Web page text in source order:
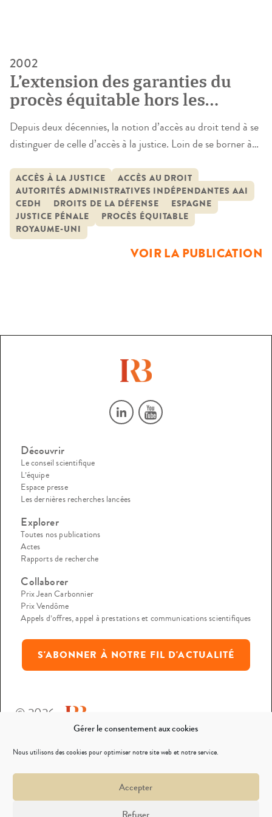
Gérer le consentement aux cookies
Nous utilisons des cookies pour optimiser notre site web et notre service.
Accepter
Refuser
2002
L’extension des garanties du
procès équitable hors les
juridictions ordinaires : les
contraintes européennes
Depuis deux décennies, la notion d’accès au droit tend à se
distinguer de celle d’accès à la justice. Loin de se borner à
d’information, susceptible d’éviter le recours au juge par
une connaissance accrue et donc une application
spontanée du droit, tantôt considérée comme une
extension […]
ACCÈS À LA JUSTICE
ACCÈS AU DROIT
AUTORITÉS ADMINISTRATIVES INDÉPENDANTES AAI
CEDH
DROITS DE LA DÉFENSE
ESPAGNE
JUSTICE PÉNALE
PROCÈS ÉQUITABLE
ROYAUME-UNI
VOIR LA PUBLICATION
Découvrir
Le conseil scientifique
L’équipe
Espace presse
Les dernières recherches lancées
Explorer
Toutes nos publications
Actes
Rapports de recherche
Collaborer
Prix Jean Carbonnier
Prix Vendôme
Appels d’offres, appel à prestations et communications scientifiques
S'ABONNER À NOTRE FIL D'ACTUALITÉ
© 2026